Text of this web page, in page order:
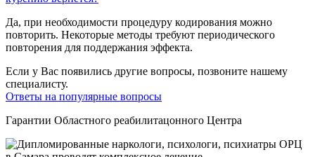
Да, при необходимости процедуру кодирования можно
повторить. Некоторые методы требуют периодического
повторения для поддержания эффекта.
Если у Вас появились другие вопросы, позвоните нашему
специалисту.
Ответы на популярные вопросы
Гарантии Областного реабилитацонного Центра